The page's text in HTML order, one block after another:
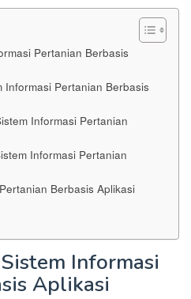
Pertanian Berbasis
Informasi Pertanian Berbasis
Informasi Pertanian
Informasi Pertanian
Berbasis Aplikasi
Informasi
Aplikasi